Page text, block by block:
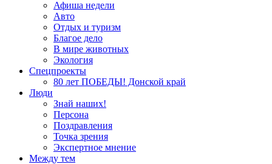
Афиша недели
Авто
Отдых и туризм
Благое дело
В мире животных
Экология
Спецпроекты
80 лет ПОБЕДЫ! Донской край
Люди
Знай наших!
Персона
Поздравления
Точка зрения
Экспертное мнение
Между тем